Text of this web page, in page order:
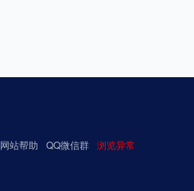
网站帮助 QQ微信群 浏览异常